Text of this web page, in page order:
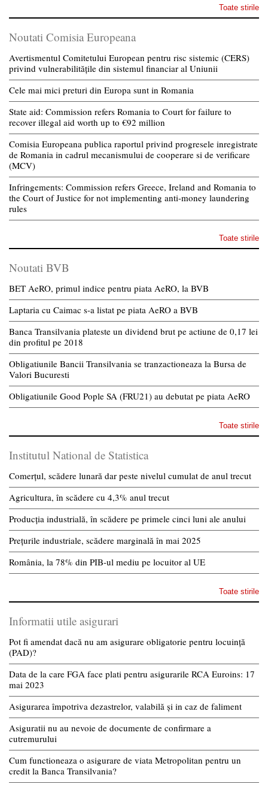
Toate stirile
Noutati Comisia Europeana
Avertismentul Comitetului European pentru risc sistemic (CERS)
privind vulnerabilitățile din sistemul financiar al Uniunii
Cele mai mici preturi din Europa sunt in Romania
State aid: Commission refers Romania to Court for failure to
recover illegal aid worth up to €92 million
Comisia Europeana publica raportul privind progresele inregistrate
de Romania in cadrul mecanismului de cooperare si de verificare
(MCV)
Infringements: Commission refers Greece, Ireland and Romania to
the Court of Justice for not implementing anti-money laundering
rules
Toate stirile
Noutati BVB
BET AeRO, primul indice pentru piata AeRO, la BVB
Laptaria cu Caimac s-a listat pe piata AeRO a BVB
Banca Transilvania plateste un dividend brut pe actiune de 0,17 lei
din profitul pe 2018
Obligatiunile Bancii Transilvania se tranzactioneaza la Bursa de
Valori Bucuresti
Obligatiunile Good Pople SA (FRU21) au debutat pe piata AeRO
Toate stirile
Institutul National de Statistica
Comerțul, scădere lunară dar peste nivelul cumulat de anul trecut
Agricultura, în scădere cu 4,3% anul trecut
Producția industrială, în scădere pe primele cinci luni ale anului
Prețurile industriale, scădere marginală în mai 2025
România, la 78% din PIB-ul mediu pe locuitor al UE
Toate stirile
Informatii utile asigurari
Pot fi amendat dacă nu am asigurare obligatorie pentru locuință
(PAD)?
Data de la care FGA face plati pentru asigurarile RCA Euroins: 17
mai 2023
Asigurarea împotriva dezastrelor, valabilă și in caz de faliment
Asiguratii nu au nevoie de documente de confirmare a
cutremurului
Cum functioneaza o asigurare de viata Metropolitan pentru un
credit la Banca Transilvania?